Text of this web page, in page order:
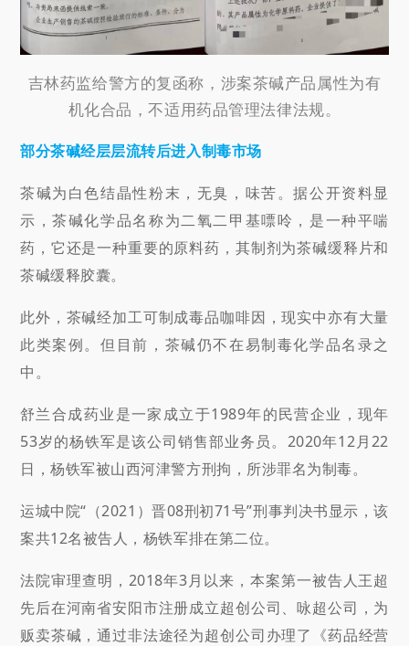
吉林药监给警方的复函称，涉案茶碱产品属性为有
机化合品，不适用药品管理法律法规。
部分茶碱经层层流转后进入制毒市场
茶碱为白色结晶性粉末，无臭，味苦。据公开资料显
示，茶碱化学品名称为二氧二甲基嘌呤，是一种平喘
药，它还是一种重要的原料药，其制剂为茶碱缓释片和
茶碱缓释胶囊。
此外，茶碱经加工可制成毒品咖啡因，现实中亦有大量
此类案例。但目前，茶碱仍不在易制毒化学品名录之
中。
舒兰合成药业是一家成立于1989年的民营企业，现年
53岁的杨铁军是该公司销售部业务员。2020年12月22
日，杨铁军被山西河津警方刑拘，所涉罪名为制毒。
运城中院“（2021）晋08刑初71号”刑事判决书显示，该
案共12名被告人，杨铁军排在第二位。
法院审理查明，2018年3月以来，本案第一被告人王超
先后在河南省安阳市注册成立超创公司、咏超公司，为
贩卖茶碱，通过非法途径为超创公司办理了《药品经营